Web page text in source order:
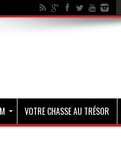
VOTRE CHASSE AU TRÉSOR